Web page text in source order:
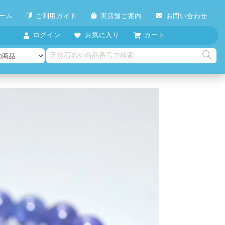
ム ご利用ガイド 実店舗ご案内 お問い合わせ
ログイン お気に入り カート